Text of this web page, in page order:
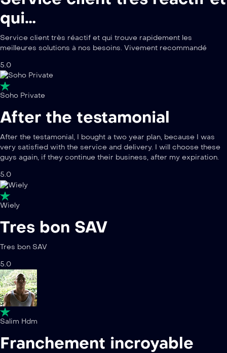
qui…
Service client très réactif et qui trouve rapidement les
meilleures solutions à nos besoins. Vivement recommandé
5.0
Soho Private
After the testamonial
After the testamonial, I bought a two year plan, because I was
very satisfied with the service and delivery. I will choose these
guys again, if they continue their business, after my expiration.
5.0
Wiely
Tres bon SAV
Tres bon SAV
5.0
Salim Hdm
Franchement incroyable